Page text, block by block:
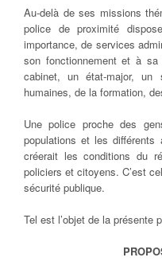
Au-delà de ses missions
police de proximité
importance, de services
son fonctionnement et à sa
cabinet, un état-major, un
humaines, de la formation,
Une police proche des
populations et les différents
créerait les conditions du
policiers et citoyens. C’est
sécurité publique.
Tel est l’objet de la présente